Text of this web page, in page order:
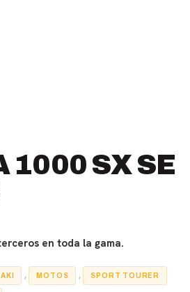
1000 SX SE
en toda la gama.
, MOTOS , SPORT TOURER